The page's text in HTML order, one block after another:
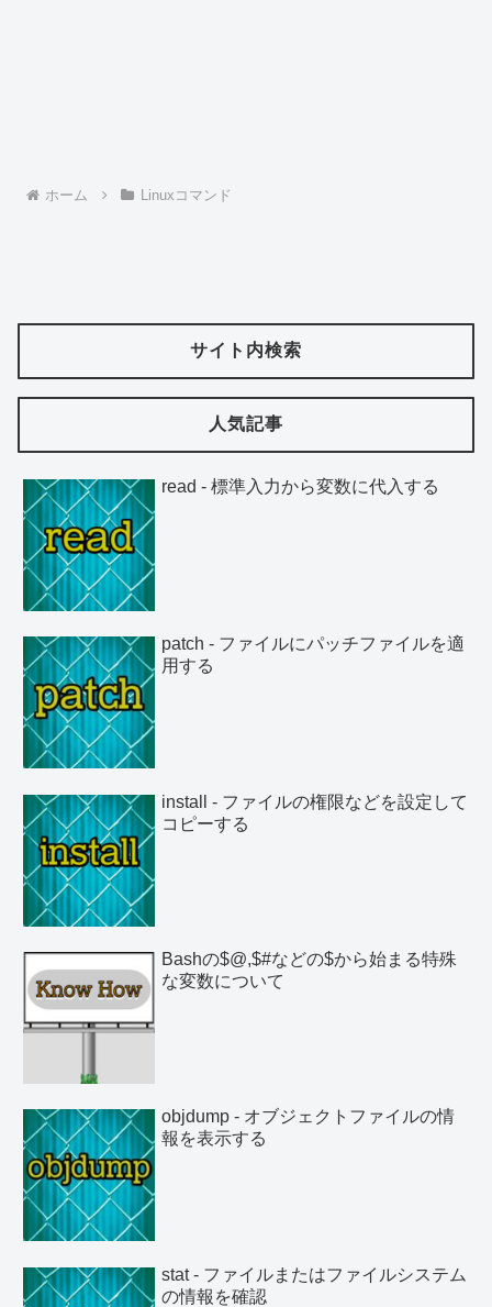
ホーム Linuxコマンド
サイト内検索
人気記事
read - 標準入力から変数に代入する
patch - ファイルにパッチファイルを適
用する
install - ファイルの権限などを設定して
コピーする
Bashの$@,$#などの$から始まる特殊
な変数について
objdump - オブジェクトファイルの情
報を表示する
stat - ファイルまたはファイルシステム
の情報を確認